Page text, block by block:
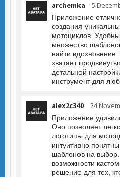
archemka 5
Приложение
создания
мотоциклов.
множество
найти
хватает
детальной
инструмент для
alex2c340 24
Приложение
Оно позволяет
логотипы для
интуитивно
шаблонов на
возможности
решение для тех,